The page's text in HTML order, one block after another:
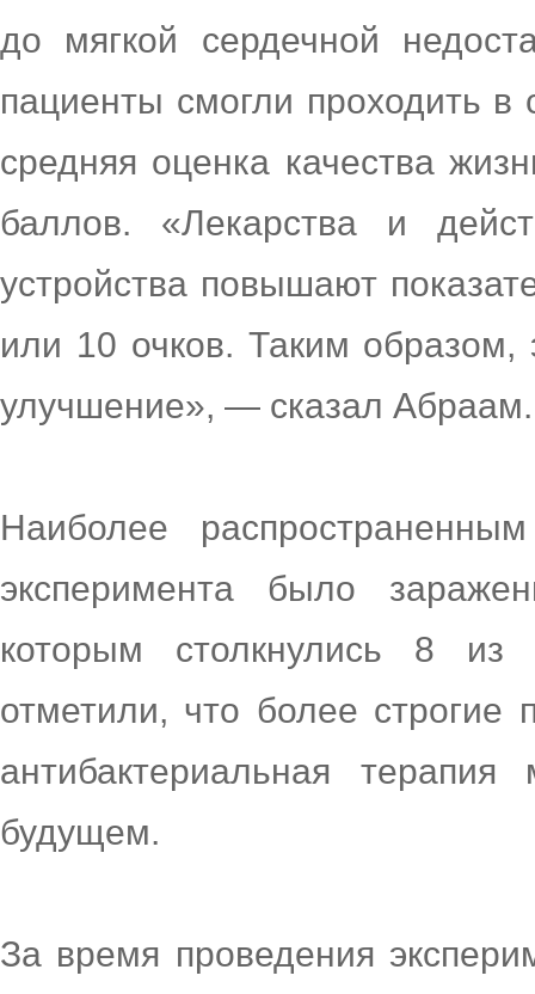
до мягкой сердечной
пациенты смогли проходить
средняя оценка качества
баллов. «Лекарства и
устройства повышают
или 10 очков. Таким образом,
улучшение», — сказал Абраам.
Наиболее
эксперимента было
которым столкнулись 8 из
отметили, что более
антибактериальная
будущем.
За время проведения